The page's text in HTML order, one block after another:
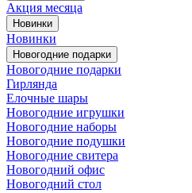
Акция месяца
Новинки
Новинки
Новогодние подарки
Новогодние подарки
Гирлянда
Елочные шары
Новогодние игрушки
Новогодние наборы
Новогодние подушки
Новогодние свитера
Новогодний офис
Новогодний стол